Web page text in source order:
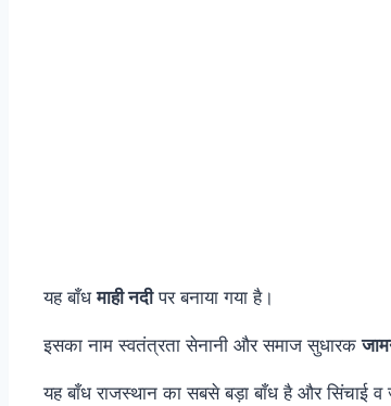
यह बाँधमाही नदीपर बनाया गया है।
इसका नाम स्वतंत्रता सेनानी और समाज सुधारक
यह बाँध राजस्थान का सबसे बड़ा बाँध है और सिंचाई व